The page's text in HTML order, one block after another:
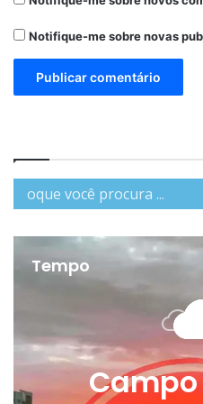
Notifique-me sobre novas
Tempo